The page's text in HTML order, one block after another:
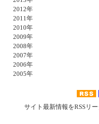
2012年
2011年
2010年
2009年
2008年
2007年
2006年
2005年
サイト最新情報をRSSリ